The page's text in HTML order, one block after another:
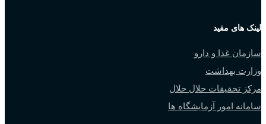
لینک های مفید
سازمان غذا و دارو
وزارت بهداشت
مرکز تحقیقات حلال حلال
سامانه امور آزمایشگاه ها